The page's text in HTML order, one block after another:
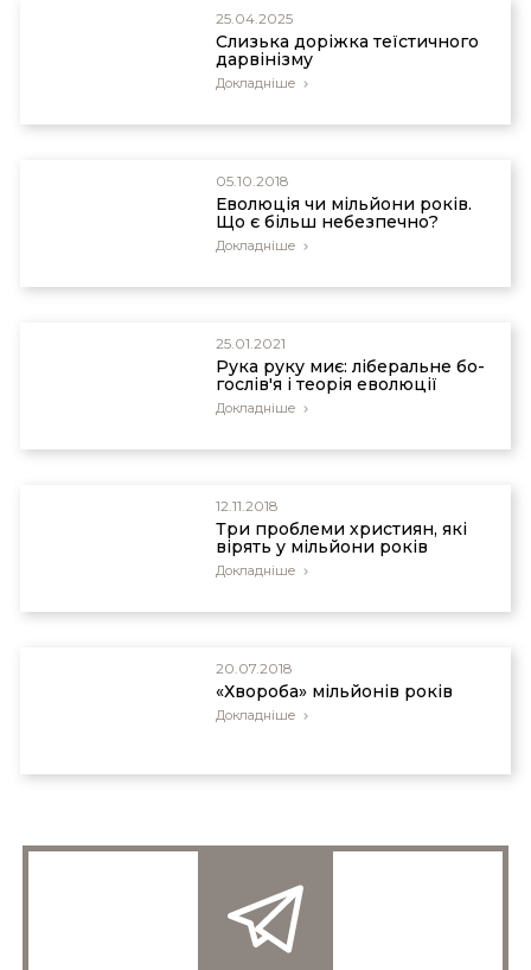
25.04.2025
Слизька доріжка теїстичного
дарвінізму
Докладніше
05.10.2018
Еволюція чи мільйони років.
Що є більш небезпечно?
Докладніше
25.01.2021
Рука руку миє: лі­бе­раль­не бо­
го­слів'я і те­о­рія ево­лю­ції
Докладніше
12.11.2018
Три проблеми християн, які
вірять у мільйони років
Докладніше
20.07.2018
«Хвороба» мільйонів років
Докладніше